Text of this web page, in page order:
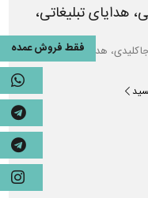
تبلیغاتی،
هدایای تبلیغاتی
فقط فروش عمده